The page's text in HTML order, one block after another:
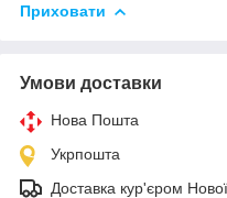
Приховати
Умови доставки
Нова Пошта
Укрпошта
Доставка кур'єром